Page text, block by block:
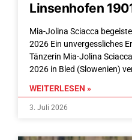
Linsenhofen
Mia-Jolina Sciacca
2026 Ein unvergessliches
Tänzerin Mia-Jolina
2026 in Bled (Slowenien)
WEITERLESEN »
3. Juli 2026